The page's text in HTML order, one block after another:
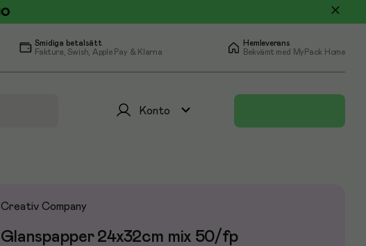
Smidiga betalsätt
Faktura, Swish, Apple Pay & Klarna
Hemleverans
Bekvämt med MyPack Home
Konto
Creativ Company
Glanspapper 24x32cm mix 50/fp